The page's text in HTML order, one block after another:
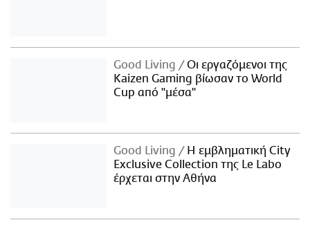
Good Living
Οι εργαζόμενοι της
Kaizen Gaming βίωσαν το World
Cup από "μέσα"
Good Living
Η εμβληματική City
Exclusive Collection της Le Labo
έρχεται στην Αθήνα